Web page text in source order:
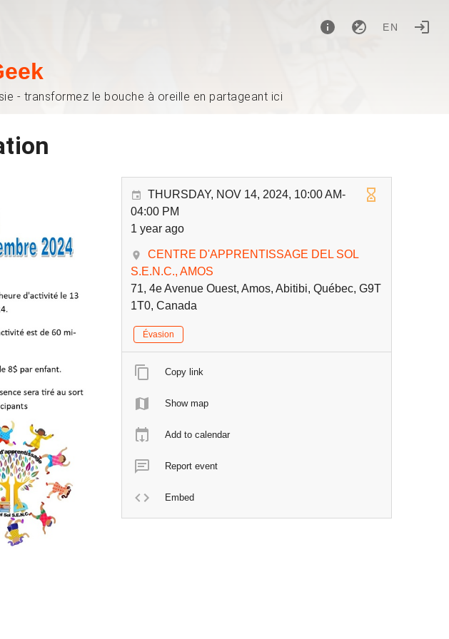
EN
- transformez le bouche à oreille en partageant ici
THURSDAY, NOV 14, 2024, 10:00 AM-
04:00 PM
1 year ago
CENTRE D'APPRENTISSAGE DEL SOL
S.E.N.C., AMOS
71, 4e Avenue Ouest, Amos, Abitibi, Québec, G9T
1T0, Canada
Évasion
Copy link
Show map
Add to calendar
Report event
Embed